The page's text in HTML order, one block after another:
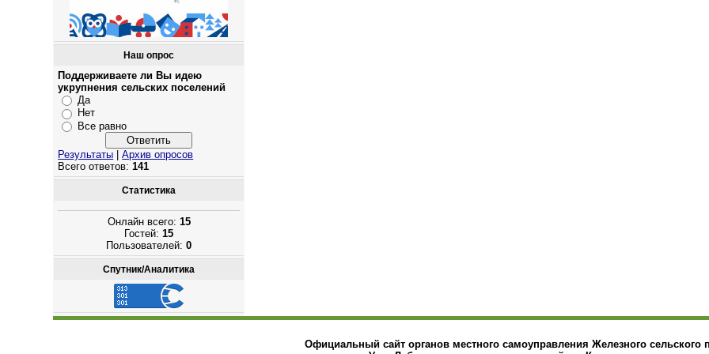
Наш опрос
Поддерживаете ли Вы идею
укрупнения сельских поселений
Да
Нет
Все равно
Результаты |Архив опросов
Всего ответов:141
Статистика
Онлайн всего: 15
Гостей:15
Пользователей:0
Спутник/Аналитика
Официальный сайт органов местного самоуправления Железного сельского